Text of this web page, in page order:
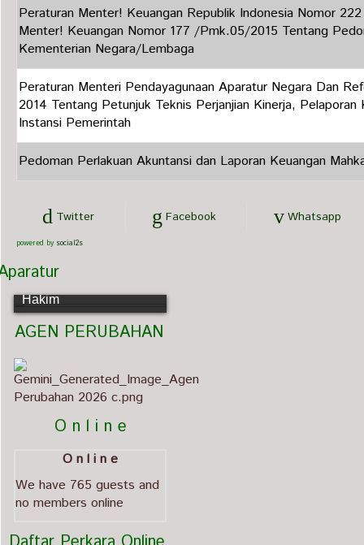
Peraturan Menter! Keuangan Republik Indonesia Nomor
Menter! Keuangan Nomor 177 /Pmk.05/2015 Tentang
Kementerian Negara/Lembaga
Peraturan Menteri Pendayagunaan Aparatur Negara Dan
2014 Tentang Petunjuk Teknis Perjanjian Kinerja,
Instansi Pemerintah
Pedoman Perlakuan Akuntansi dan Laporan Keuangan
Twitter Facebook Whatsapp
powered by social2s
Mirza Fahlevy, S.Sy.
Hakim
          O n l i n e
O n l i n e
We have 765 guests and
no members online